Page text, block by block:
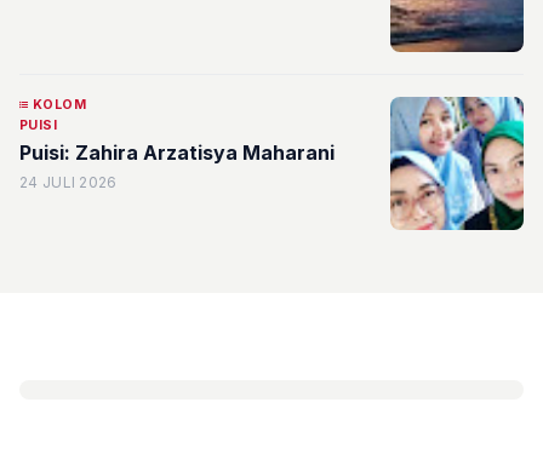
KOLOM
PUISI
Puisi: Zahira Arzatisya Maharani
24 JULI 2026